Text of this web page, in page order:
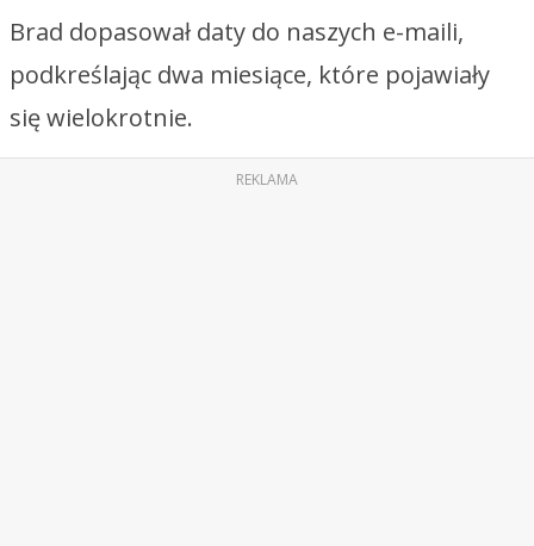
Brad dopasował daty do naszych e-maili,
podkreślając dwa miesiące, które pojawiały
się wielokrotnie.
REKLAMA